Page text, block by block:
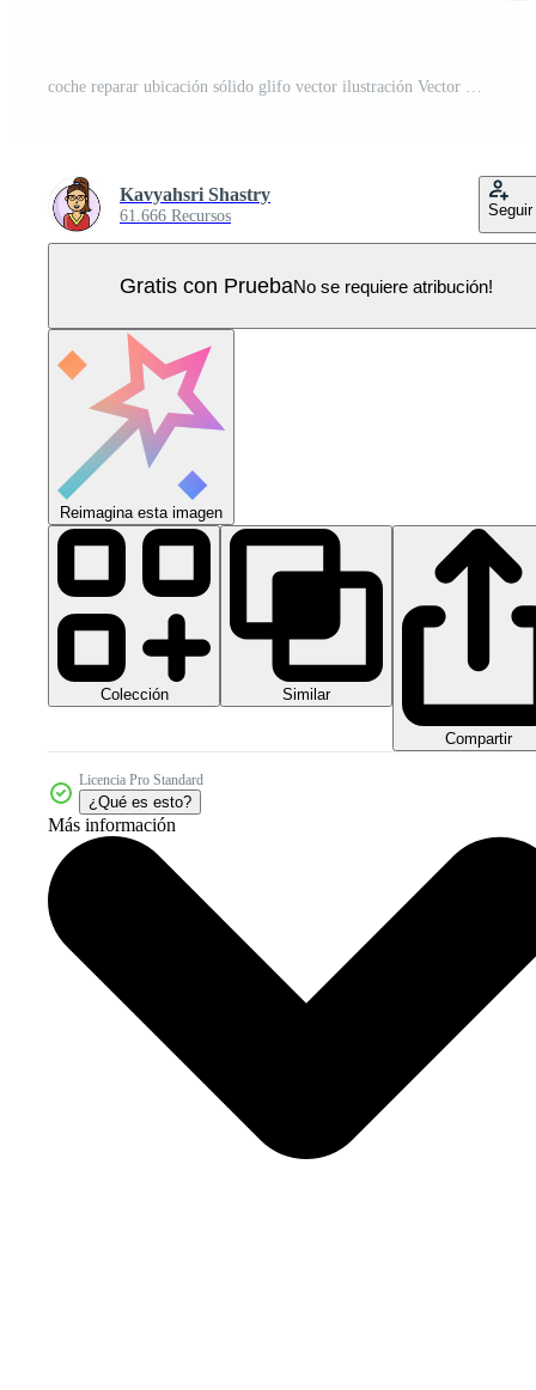
coche reparar ubicación sólido glifo vector ilustración Vector Pro
Kavyahsri Shastry
61.666 Recursos Seguir
Gratis con PruebaNo se requiere atribución!
Reimagina esta imagen
Colección Similar
Compartir
Licencia Pro Standard
¿Qué es esto?
Más información